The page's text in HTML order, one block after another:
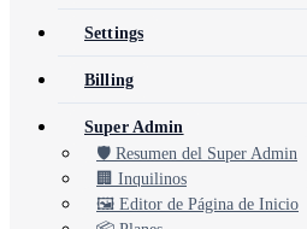
Settings
Billing
Super Admin
🛡️ Resumen del Super Admin
🏢 Inquilinos
🖼️ Editor de Página de Inicio